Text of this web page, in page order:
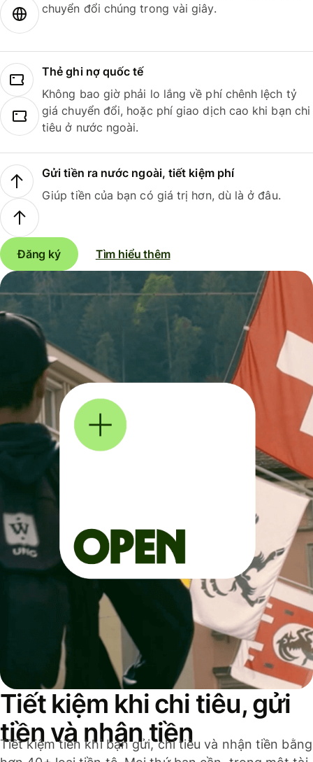
chuyển đổi chúng trong vài giây.
Thẻ ghi nợ quốc tế
Không bao giờ phải lo lắng về phí chênh lệch tỷ
giá chuyển đổi, hoặc phí giao dịch cao khi bạn chi
tiêu ở nước ngoài.
Gửi tiền ra nước ngoài, tiết kiệm phí
Giúp tiền của bạn có giá trị hơn, dù là ở đâu.
Đăng ký Tìm hiểu thêm
Tiết kiệm khi chi tiêu, gửi
tiền và nhận tiền
Tiết kiệm tiền khi bạn gửi, chi tiêu và nhận tiền bằng